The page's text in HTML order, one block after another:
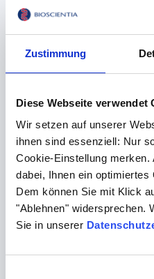
Zustimmung
Diese Webseite verwendet
Wir setzen auf unserer
ihnen sind essenziell: Nur
Cookie-Einstellung merken.
dabei, Ihnen ein optimiertes
Dem können Sie mit Klick
"Ablehnen" widersprechen.
Sie in unserer
bestimmen, um einen
messen
Schwangerenvorsorge geht
Körpers zu prüfen, Zucker
Nahrung zugeführt wird.
Schwangerschaftswoche
Vortest in die Arztpraxis.
Blutzuckerspiegel an, sollte
wieder in den